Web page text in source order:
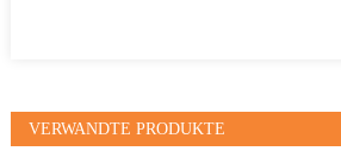
VERWANDTE PRODUKTE